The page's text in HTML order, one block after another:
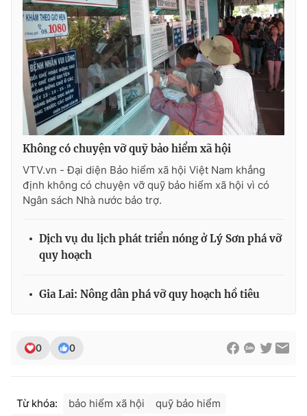
Thị trường
Tư vấn
Lịch phát sóng
Chuyên mục khác
Emagazine Podcast
Photo Infographic
Video Shorts video
VTV Money VTV Thể thao
VTV Sức khoẻ
Thị trường 24h Tấm lòng Việt
Liên hệ tòa soạn English
Không có chuyện vỡ quỹ bảo hiểm xã hội
VTV.vn - Đại diện Bảo hiểm xã hội Việt Nam khẳng
định không có chuyện vỡ quỹ bảo hiểm xã hội vì có
Ngân sách Nhà nước bảo trợ.
Dịch vụ du lịch phát triển nóng ở Lý Sơn phá vỡ
quy hoạch
Gia Lai: Nông dân phá vỡ quy hoạch hồ tiêu
0 0
Từ khóa: bảo hiểm xã hội
quỹ bảo hiểm